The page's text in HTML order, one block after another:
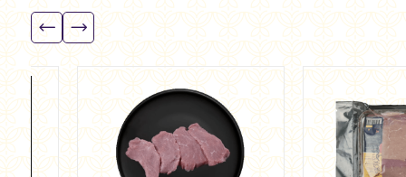
جنيه 315.00
أضف للسلة
جنيه 567.00
أضف للسلة